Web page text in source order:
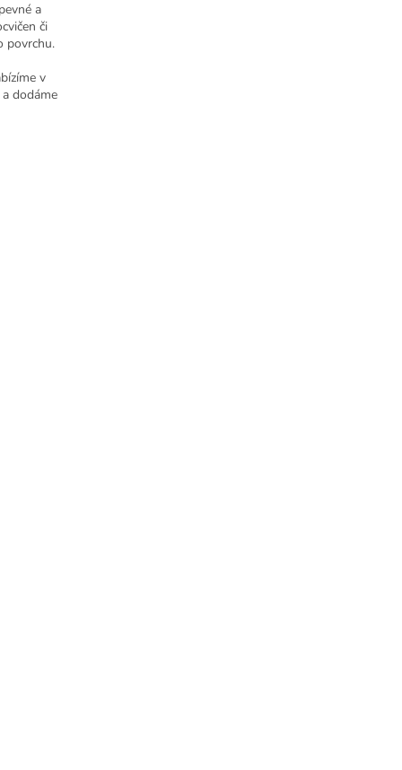
a
či
povrchu.
v
dodáme